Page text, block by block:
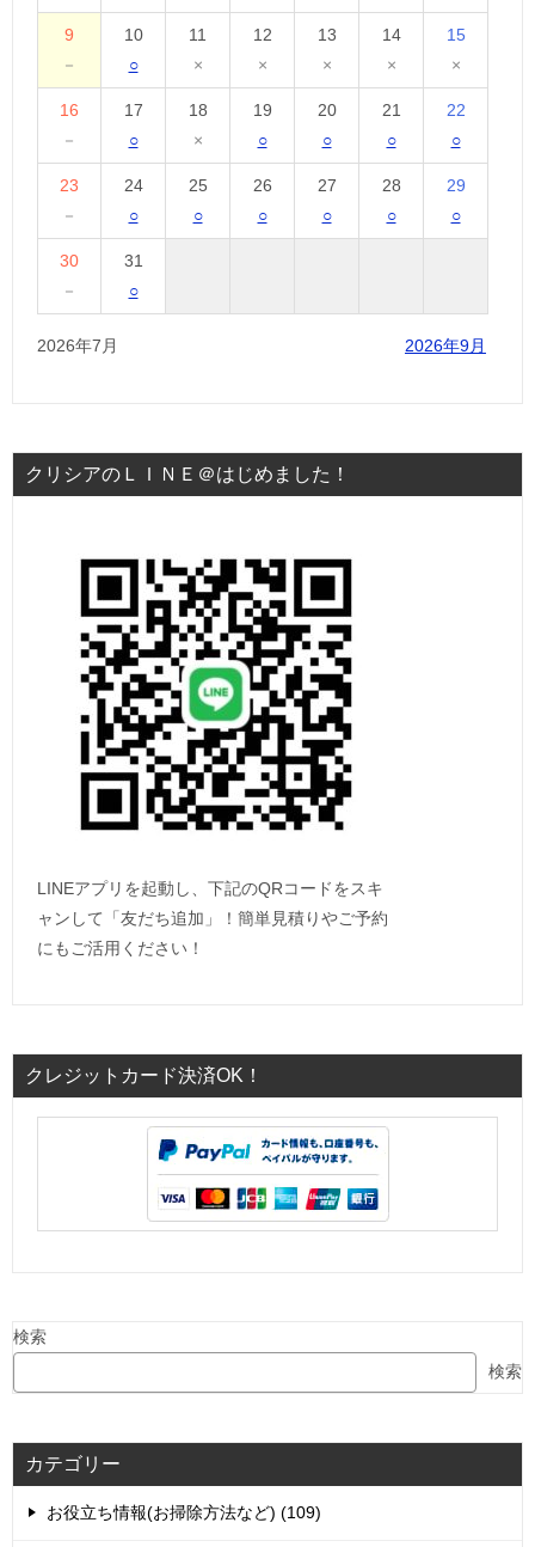
9
－
10
○
11
×
12
×
13
×
14
×
15
×
16
－
17
○
18
×
19
○
20
○
21
○
22
○
23
－
24
○
25
○
26
○
27
○
28
○
29
○
30
－
31
○
2026年7月 2026年9月
クリシアのＬＩＮＥ＠はじめました！
LINEアプリを起動し、下記のQRコードをスキ
ャンして「友だち追加」！簡単見積りやご予約
にもご活用ください！
クレジットカード決済OK！
検索
検索
カテゴリー
お役立ち情報(お掃除方法など) (109)